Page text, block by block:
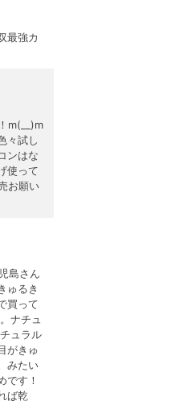
最強カ
m(__)m
々試し
ンはな
使って
お願い
島さん
ゅるき
買って
ナチュ
ュラル
がきゅ
みたい
です！
ば乾